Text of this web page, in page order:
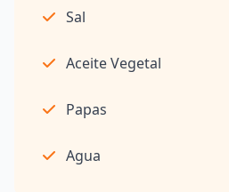
Sal
Aceite Vegetal
Papas
Agua